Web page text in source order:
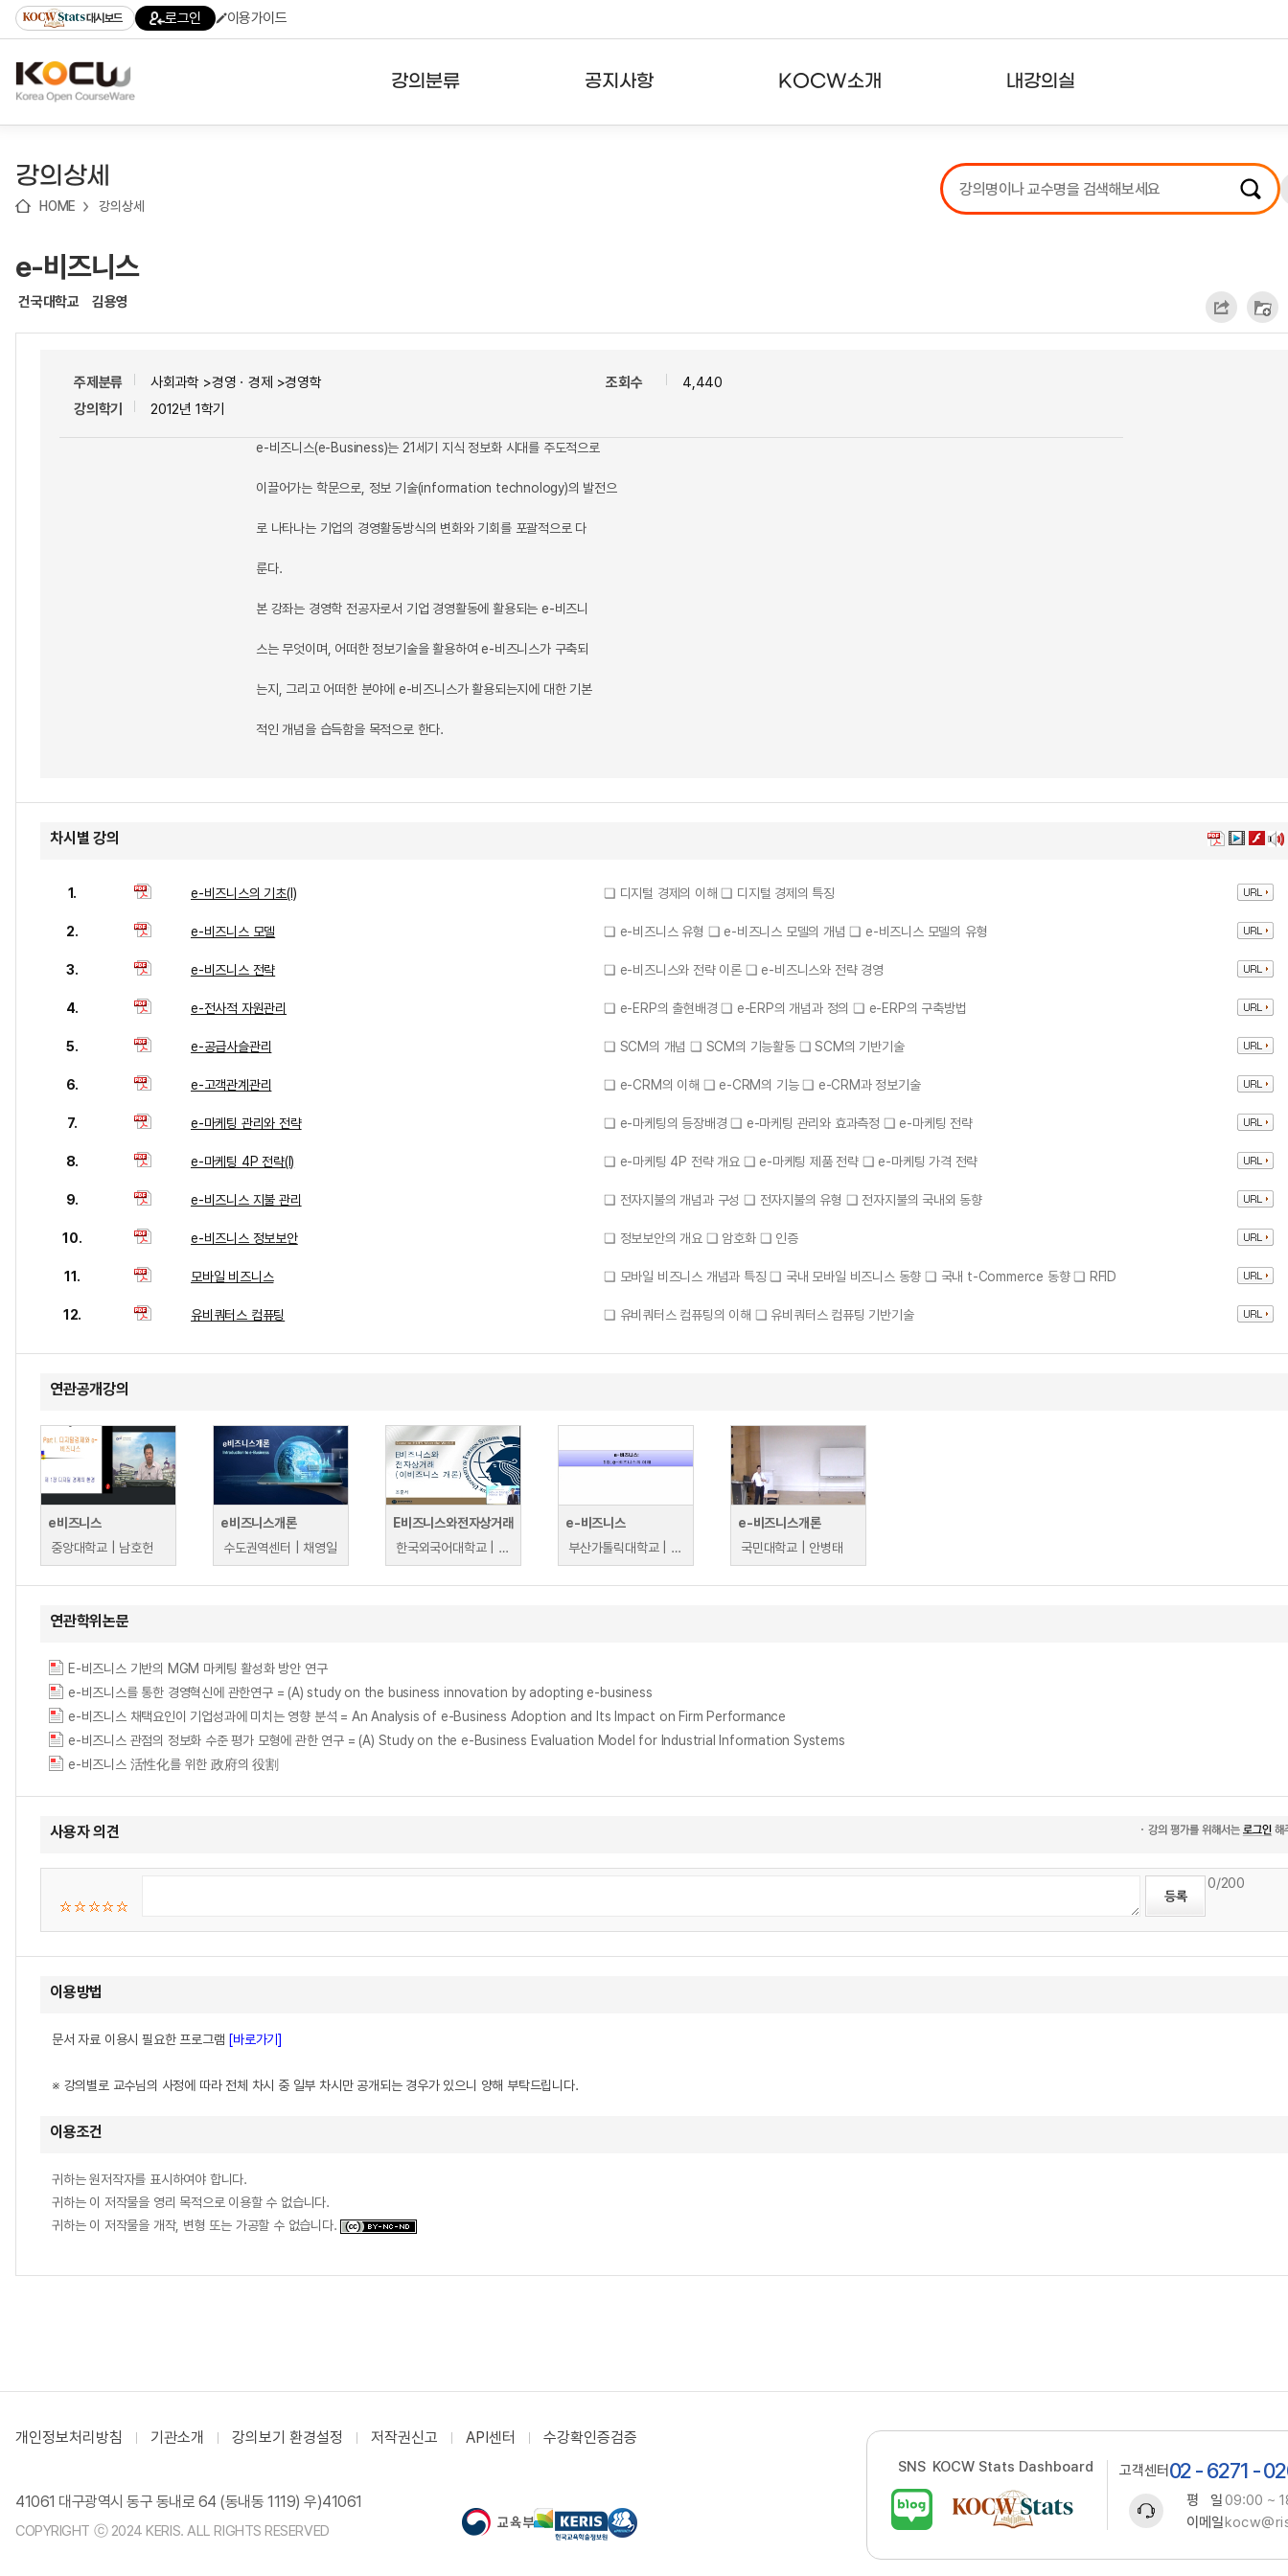
기
기
기
content)
가
대시보드 로그인 이용가이드
강의분류 공지사항 KOCW소개 내강의실
강의리스트
수강확인증강의
강의상세
HOME 강의상세
e-비즈니스
건국대학교 김용영
주제분류
사회과학 >경영ㆍ경제 >경영학
강의학기
2012년 1학기
조회수 4,440
e-비즈니스(e-Business)는 21세기 지식 정보화 시대를 주도적으로
이끌어가는 학문으로, 정보 기술(information technology)의 발전으
로 나타나는 기업의 경영활동방식의 변화와 기회를 포괄적으로 다
룬다.
본 강좌는 경영학 전공자로서 기업 경영활동에 활용되는 e-비즈니
스는 무엇이며, 어떠한 정보기술을 활용하여 e-비즈니스가 구축되
는지, 그리고 어떠한 분야에 e-비즈니스가 활용되는지에 대한 기본
적인 개념을 습득함을 목적으로 한다.
차시별 강의
1. e-비즈니스의 기초(Ⅰ) ❏ 디지털 경제의 이해 ❏ 디지털 경제의 특징
2. e-비즈니스 모델 ❏ e-비즈니스 유형 ❏ e-비즈니스 모델의 개념 ❏ e-비즈니스 모델의 유형
3. e-비즈니스 전략 ❏ e-비즈니스와 전략 이론 ❏ e-비즈니스와 전략 경영
4. e-전사적 자원관리 ❏ e-ERP의 출현배경 ❏ e-ERP의 개념과 정의 ❏ e-ERP의 구축방법
5. e-공급사슬관리 ❏ SCM의 개념 ❏ SCM의 기능활동 ❏ SCM의 기반기술
6. e-고객관계관리 ❏ e-CRM의 이해 ❏ e-CRM의 기능 ❏ e-CRM과 정보기술
7. e-마케팅 관리와 전략 ❏ e-마케팅의 등장배경 ❏ e-마케팅 관리와 효과측정 ❏ e-마케팅 전략
8. e-마케팅 4P 전략(Ⅰ) ❏ e-마케팅 4P 전략 개요 ❏ e-마케팅 제품 전략 ❏ e-마케팅 가격 전략
9. e-비즈니스 지불 관리 ❏ 전자지불의 개념과 구성 ❏ 전자지불의 유형 ❏ 전자지불의 국내외 동향
10. e-비즈니스 정보보안 ❏ 정보보안의 개요 ❏ 암호화 ❏ 인증
11. 모바일 비즈니스 ❏ 모바일 비즈니스 개념과 특징 ❏ 국내 모바일 비즈니스 동향 ❏ 국내 t-Commerce 동향 ❏ RFID
12. 유비쿼터스 컴퓨팅 ❏ 유비쿼터스 컴퓨팅의 이해 ❏ 유비쿼터스 컴퓨팅 기반기술
연관공개강의
e비즈니스
중앙대학교 | 남호헌
e비즈니스개론
수도권역센터 | 채영일
E비즈니스와전자상거래
한국외국어대학교 | 조준서
e-비즈니스
부산가톨릭대학교 | 문윤지
e-비즈니스개론
국민대학교 | 안병태
연관학위논문
E-비즈니스 기반의 MGM 마케팅 활성화 방안 연구
e-비즈니스를 통한 경영혁신에 관한연구 = (A) study on the business innovation by adopting e-business
e-비즈니스 채택요인이 기업성과에 미치는 영향 분석 = An Analysis of e-Business Adoption and Its Impact on Firm Performance
e-비즈니스 관점의 정보화 수준 평가 모형에 관한 연구 = (A) Study on the e-Business Evaluation Model for Industrial Information Systems
e-비즈니스 活性化를 위한 政府의 役割
사용자 의견
0/200
이용방법
문서 자료 이용시 필요한 프로그램 [바로가기]
※ 강의별로 교수님의 사정에 따라 전체 차시 중 일부 차시만 공개되는 경우가 있으니 양해 부탁드립니다.
이용조건
귀하는 원저작자를 표시하여야 합니다.
귀하는 이 저작물을 영리 목적으로 이용할 수 없습니다.
귀하는 이 저작물을 개작, 변형 또는 가공할 수 없습니다.
개인정보처리방침 기관소개 강의보기 환경설정 저작권신고 API센터 수강확인증검증
41061 대구광역시 동구 동내로 64 (동내동 1119) 우)41061
COPYRIGHT ⓒ 2024 KERIS. ALL RIGHTS RESERVED
SNS KOCW Stats Dashboard 고객센터 02 - 6271 -
평 일09:00 ~
이메일